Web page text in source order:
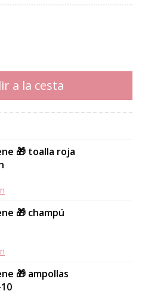
a la cesta
🎁 toalla roja
🎁 champú
🎁 ampollas